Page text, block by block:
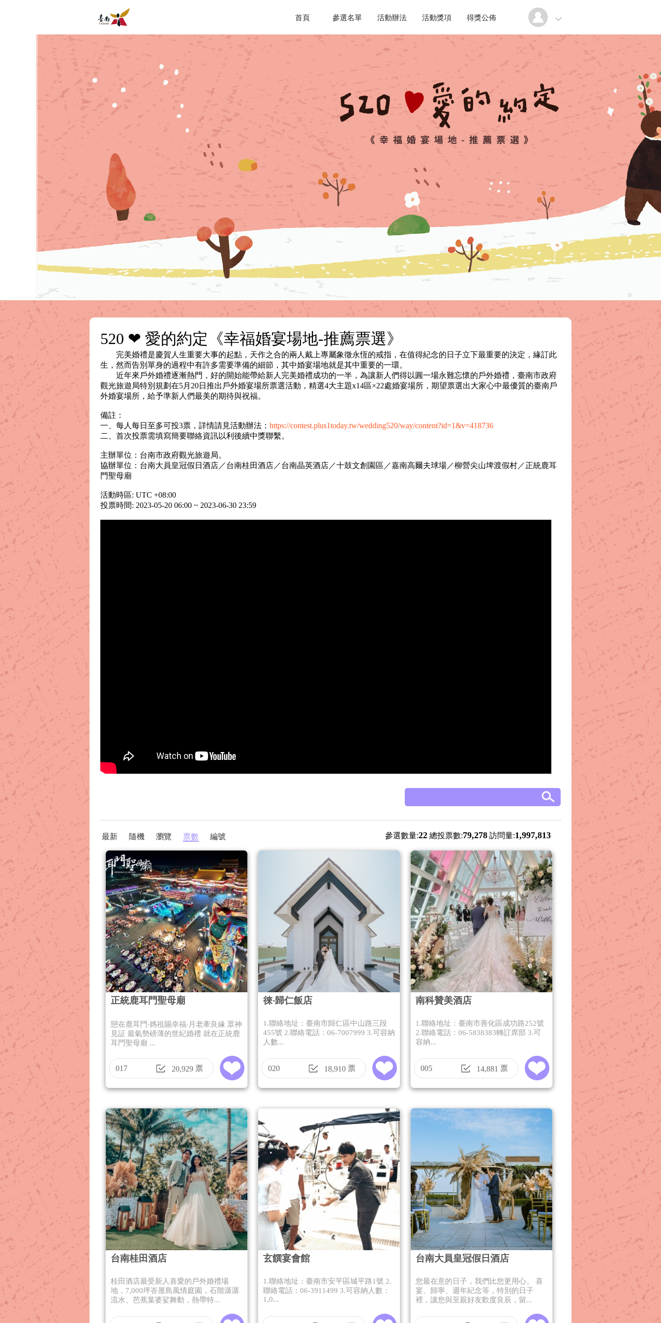
首頁 參選名單 活動辦法 活動獎項 得獎公佈
520 ❤ 愛的約定《幸福婚宴場地-推薦票選》
完美婚禮是慶賀人生重要大事的起點，天作之合的兩人戴上專屬象徵永恆的戒指，在值得紀念的日子立下最重要的決定，緣訂此
生，然而告別單身的過程中有許多需要準備的細節，其中婚宴場地就是其中重要的一環。
近年來戶外婚禮逐漸熱門，好的開始能帶給新人完美婚禮成功的一半，為讓新人們得以圓一場永難忘懷的戶外婚禮，臺南市政府
觀光旅遊局特別規劃在5月20日推出戶外婚宴場所票選活動，精選4大主題x14區×22處婚宴場所，期望票選出大家心中最優質的臺南戶
外婚宴場所，給予準新人們最美的期待與祝福。
備註：
一、每人每日至多可投3票，詳情請見活動辦法： https://contest.plus1today.tw/wedding520/way/content?id=1&v=418736
二、首次投票需填寫簡要聯絡資訊以利後續中獎聯繫。
主辦單位：台南市政府觀光旅遊局。
協辦單位：台南大員皇冠假日酒店／台南桂田酒店／台南晶英酒店／十鼓文創園區／嘉南高爾夫球場／柳營尖山埤渡假村／正統鹿耳
門聖母廟
活動時區: UTC +08:00
投票時間: 2023-05-20 06:00 ~ 2023-06-30 23:59
最新 隨機 瀏覽 票數 編號 參選數量:22 總投票數:79,278 訪問量:1,997,813
正統鹿耳門聖母廟
戀在鹿耳門‧媽祖賜幸福‧月老牽良緣 眾神
見証 最氣勢磅薄的世紀婚禮 就在正統鹿
耳門聖母廟 ...
017 20,929票
徠‧歸仁飯店
1.聯絡地址：臺南市歸仁區中山路三段
455號 2.聯絡電話：06-7007999 3.可容納
人數...
020 18,910票
南科贊美酒店
1.聯絡地址：臺南市善化區成功路252號
2.聯絡電話：06-5838383轉訂席部 3.可
容納...
005 14,881 票
台南桂田酒店
桂田酒店最受新人喜愛的戶外婚禮場
地，7,000坪峇厘島風情庭園，石階潺潺
流水、芭蕉葉婆娑舞動，熱帶特...
玄饌宴會館
1.聯絡地址：臺南市安平區城平路1號 2.
聯絡電話：06-3911499 3.可容納人數：
1,0...
台南大員皇冠假日酒店
您最在意的日子，我們比您更用心。 喜
宴、歸寧、週年紀念等，特別的日子
裡，讓您與至親好友歡度良辰，留...